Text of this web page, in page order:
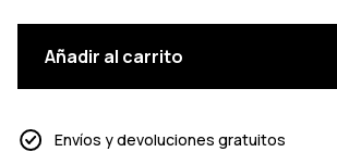
Añadir al carrito
Envíos y devoluciones gratuitos